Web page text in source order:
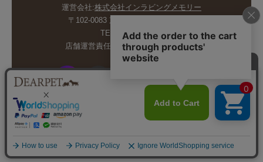
運営会社:株式会社インラビングメモリー
〒102-0083 東京都千代田区麹町5-6-4
TEL:03-6265-4986
店舗運営責任者:斉藤久美子 内山剛巳
© INLOVING MEMORY CO.,LTD